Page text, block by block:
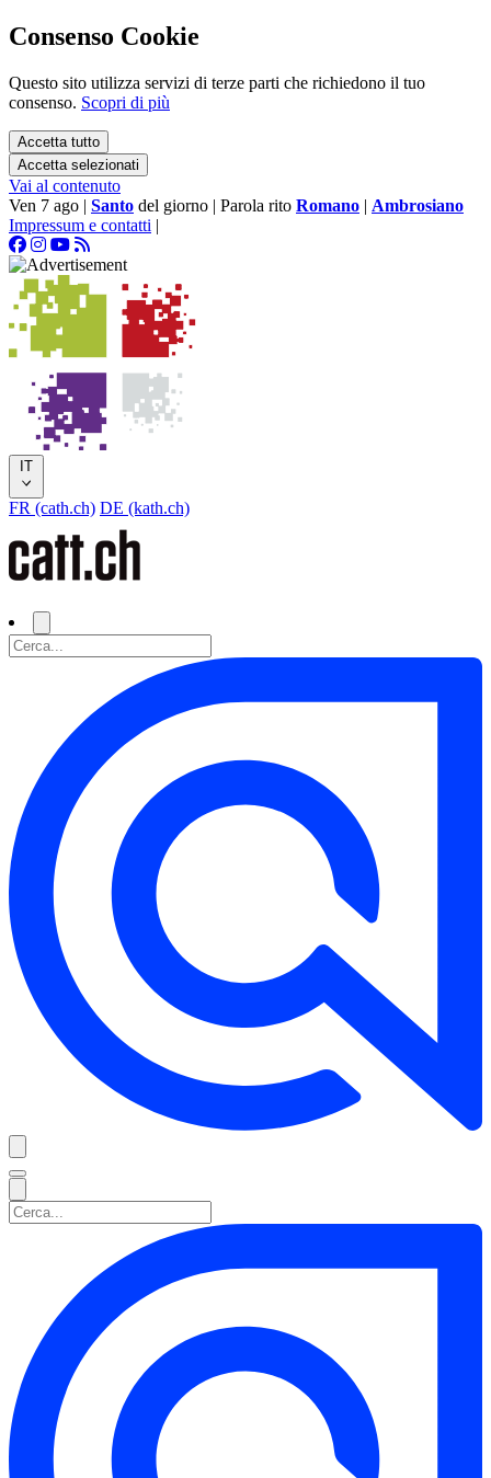
Consenso Cookie
Questo sito utilizza servizi di terze parti che richiedono il tuo
consenso. Scopri di più
Accetta tutto
Accetta selezionati
Vai al contenuto
Ven 7 ago | Santo del giorno | Parola rito Romano | Ambrosiano
Impressum e contatti |
IT
FR (cath.ch) DE (kath.ch)